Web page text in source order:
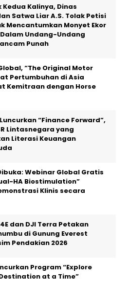
Kedua Kalinya, Dinas
Satwa Liar A.S. Tolak Petisi
Mencantumkan Monyet Ekor
Undang-Undang
Punah
“The Original Motor
Pertumbuhan di Asia
Kemitraan dengan Horse
“Finance Forward”,
Lintasnegara yang
Literasi Keuangan
Webinar Global Gratis
HA Biostimulation”
Klinis secara
dan DJI Terra Petakan
di Gunung Everest
Pendakian 2026
Program “Explore
at a Time”